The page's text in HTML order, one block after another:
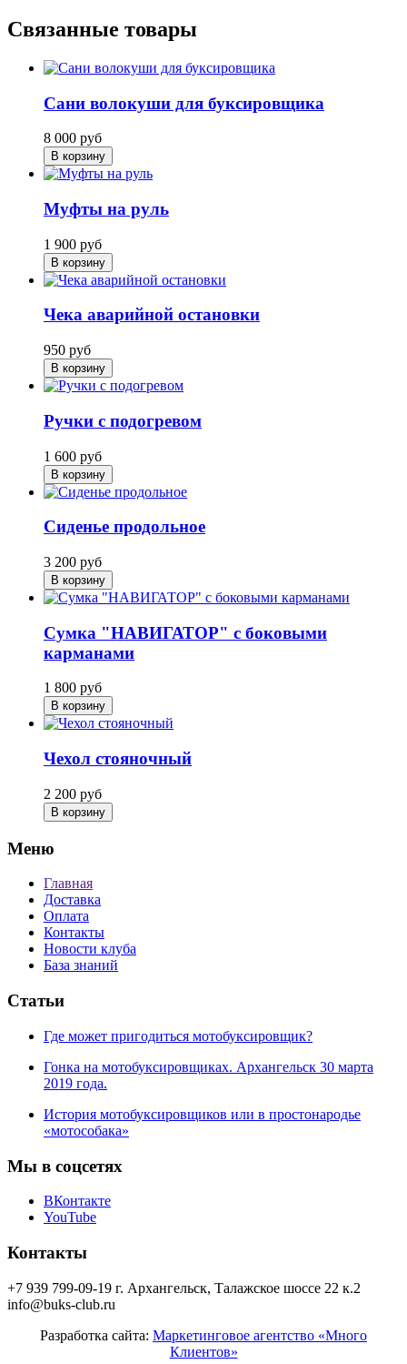
Связанные товары
Сани волокуши для буксировщика
8 000 руб
В корзину
Муфты на руль
1 900 руб
В корзину
Чека аварийной остановки
950 руб
В корзину
Ручки с подогревом
1 600 руб
В корзину
Сиденье продольное
3 200 руб
В корзину
Сумка "НАВИГАТОР" с боковыми
карманами
1 800 руб
В корзину
Чехол стояночный
2 200 руб
В корзину
Меню
Главная
Доставка
Оплата
Контакты
Новости клуба
База знаний
Статьи
Где может пригодиться мотобуксировщик?
Гонка на мотобуксировщиках. Архангельск 30 марта
2019 года.
История мотобуксировщиков или в простонародье
«мотособака»
Мы в соцсетях
ВКонтакте
YouTube
Контакты
+7 939 799-09-19 г. Архангельск, Талажское шоссе 22 к.2
info@buks-club.ru
Разработка сайта: Маркетинговое агентство «Много
Клиентов»